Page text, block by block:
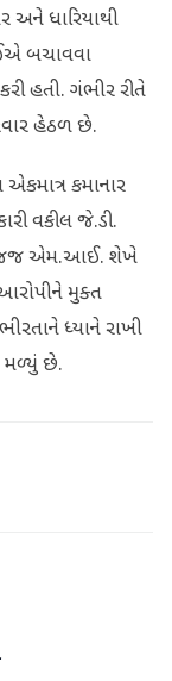
અને ધારિયાથી
બચાવવા
હતી. ગંભીર રીતે
હેઠળ છે.
કમાનાર
વકીલ જે.ડી.
જજ એમ.આઈ. શેખે
મુક્ત
ધ્યાને રાખી
મળ્યું છે.